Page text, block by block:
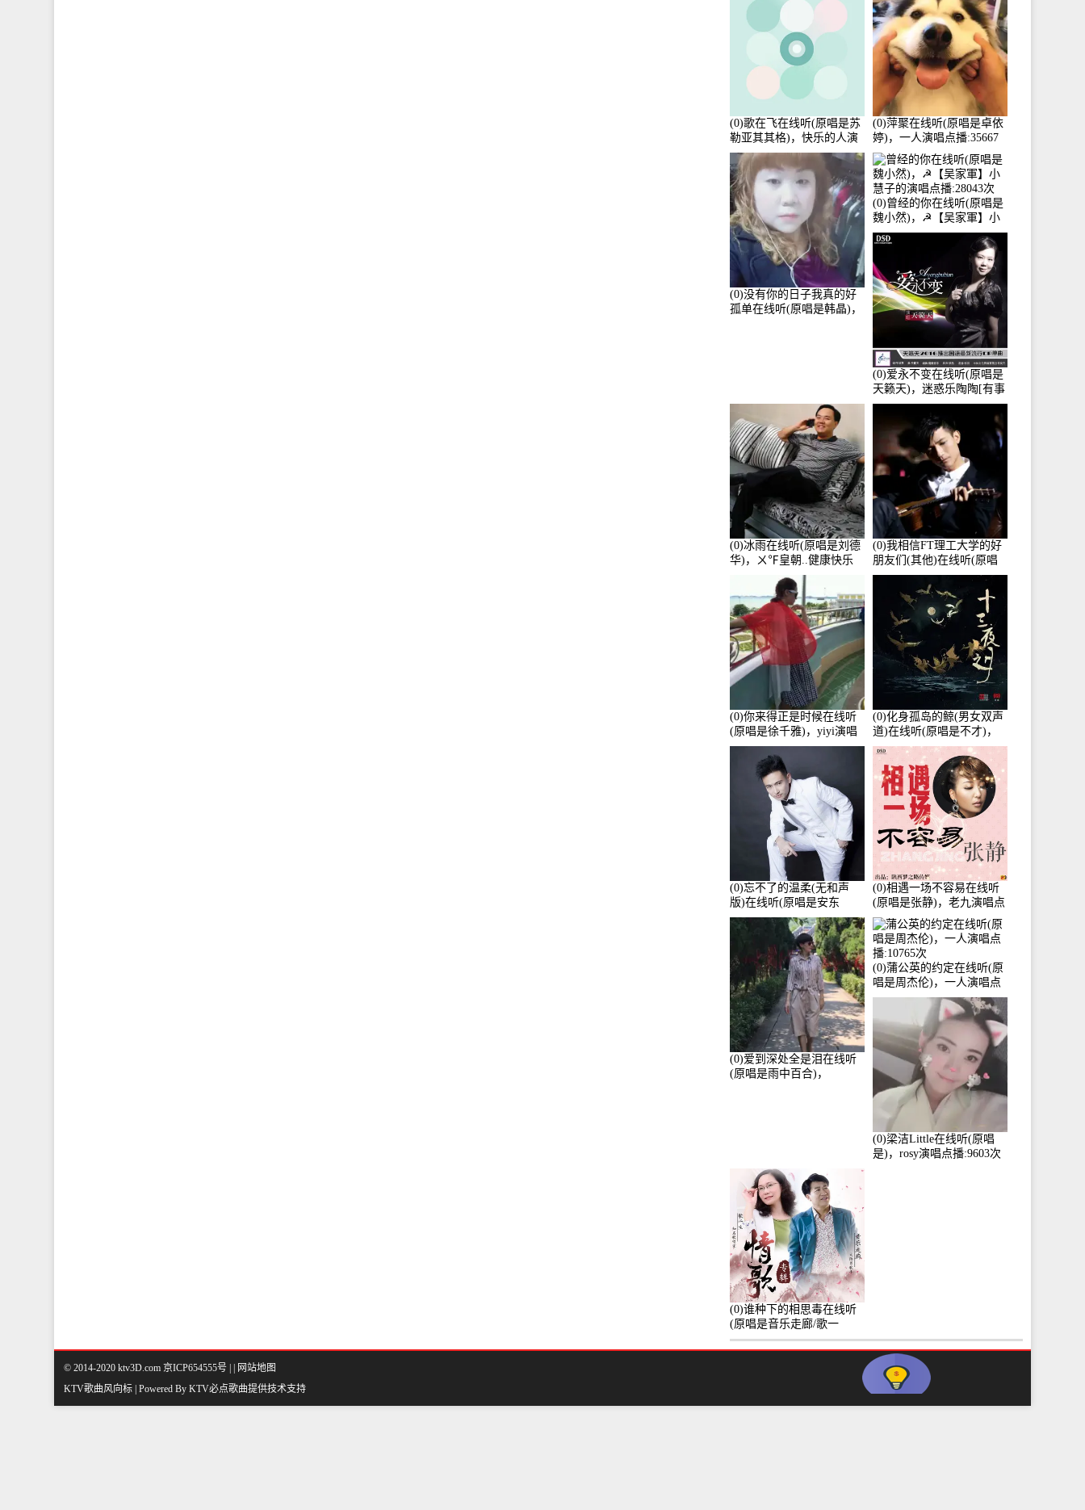
(0)歌在飞在线听(原唱是苏
勒亚其其格)，快乐的人演
唱点播:36次
(0)萍聚在线听(原唱是卓依
婷)，一人演唱点播:35667
次
(0)没有你的日子我真的好
孤单在线听(原唱是韩晶)，
(0)曾经的你在线听(原唱是
魏小然)，☭【吴家軍】小
慧子的演唱点播:28043次
(0)爱永不变在线听(原唱是
天籁天)，迷惑乐陶陶[有事
暂离]演唱点播:27678次
(0)冰雨在线听(原唱是刘德
华)，ㄨ℉皇朝..健康快乐
演唱点播:26643次
(0)我相信FT理工大学的好
朋友们(其他)在线听(原唱
是杨培安)，老乔演唱点
播:23714次
(0)你来得正是时候在线听
(原唱是徐千雅)，yiyi演唱
点播:21991次
(0)化身孤岛的鲸(男女双声
道)在线听(原唱是不才)，
HGBai演唱点播:19428次
(0)忘不了的温柔(无和声
版)在线听(原唱是安东
阳)，老九演唱点播:17392
次
(0)相遇一场不容易在线听
(原唱是张静)，老九演唱点
播:11453次
(0)爱到深处全是泪在线听
(原唱是雨中百合)，
(0)蒲公英的约定在线听(原
唱是周杰伦)，一人演唱点
播:10765次
(0)梁洁Little在线听(原唱
是)，rosy演唱点播:9603次
(0)谁种下的相思毒在线听
(原唱是音乐走廊/歌一
生)，小群演唱点播:8975次
© 2014-2020 ktv3D.com 京ICP654555号 |
网站地图
KTV歌曲风向标 | Powered By KTV必点歌曲提供技术支持